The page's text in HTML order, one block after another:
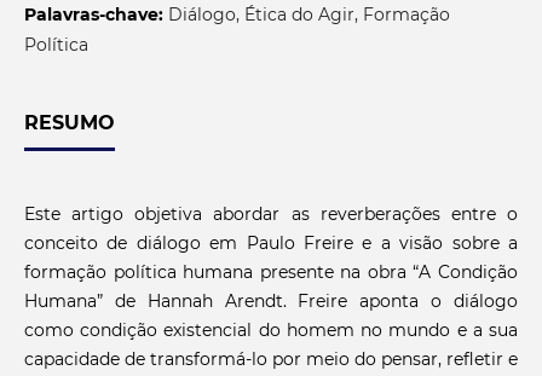
Palavras-chave: Diálogo, Ética do Agir, Formação
Política
RESUMO
Este artigo objetiva abordar as reverberações entre o
conceito de diálogo em Paulo Freire e a visão sobre a
formação política humana presente na obra “A Condição
Humana” de Hannah Arendt. Freire aponta o diálogo
como condição existencial do homem no mundo e a sua
capacidade de transformá-lo por meio do pensar, refletir e